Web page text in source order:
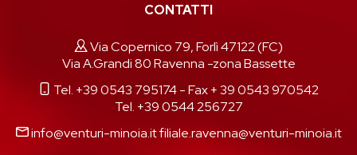
CONTATTI
Via Copernico 79, Forlì 47122 (FC)
Via A.Grandi 80 Ravenna -zona Bassette
Tel. +39 0543 795174- Fax + 39 0543 970542
Tel. +39 0544 256727
info@venturi-minoia.itfiliale.ravenna@venturi-minoia.it